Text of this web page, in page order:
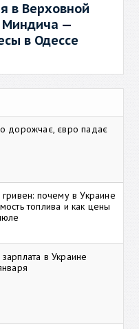
в Верховной
Миндича —
в Одессе
дорожчає, євро падає
почему в Украине
топлива и как цены
в Украине